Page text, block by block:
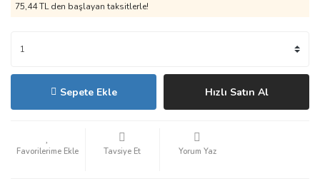
75,44 TL den başlayan taksitlerle!
Sepete Ekle Hızlı Satın Al
Tavsiye Et Yorum Yaz